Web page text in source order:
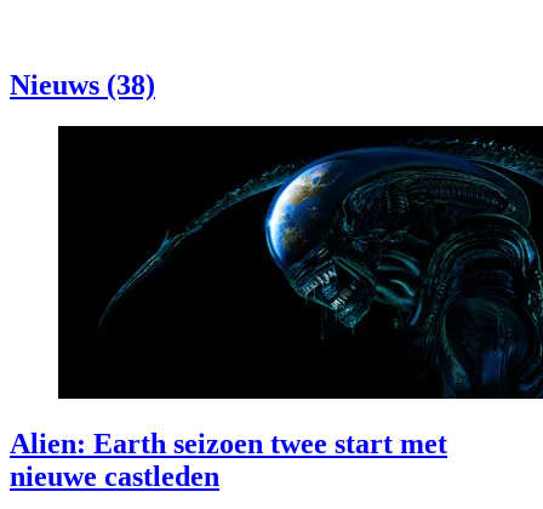
Nieuws (38)
Alien: Earth seizoen twee start met
nieuwe castleden